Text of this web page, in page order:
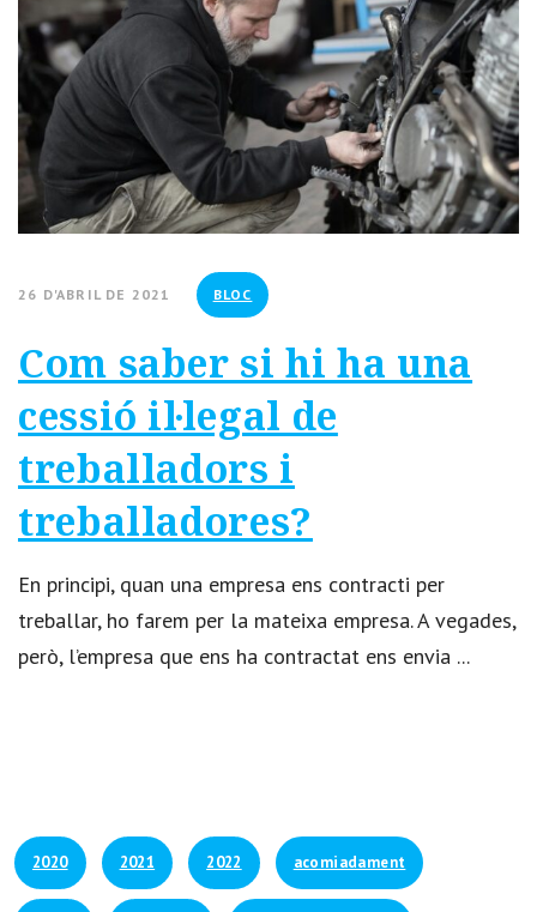
26 D'ABRIL DE 2021 BLOC
Com saber si hi ha una
cessió il·legal de
treballadors i
treballadores?
En principi, quan una empresa ens contracti per
treballar, ho farem per la mateixa empresa. A vegades,
però, l’empresa que ens ha contractat ens envia ...
2020 2021 2022 acomiadament